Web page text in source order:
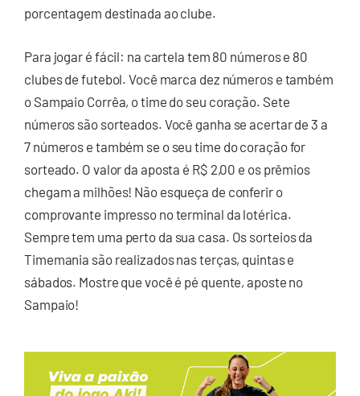
porcentagem destinada ao clube.
Para jogar é fácil: na cartela tem 80 números e 80
clubes de futebol. Você marca dez números e também
o Sampaio Corrêa, o time do seu coração. Sete
números são sorteados. Você ganha se acertar de 3 a
7 números e também se o seu time do coração for
sorteado. O valor da aposta é R$ 2,00 e os prêmios
chegam a milhões! Não esqueça de conferir o
comprovante impresso no terminal da lotérica.
Sempre tem uma perto da sua casa. Os sorteios da
Timemania são realizados nas terças, quintas e
sábados. Mostre que você é pé quente, aposte no
Sampaio!